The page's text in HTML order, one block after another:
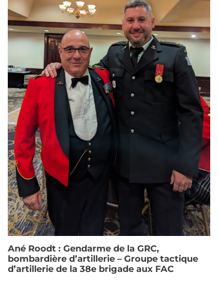
Ané Roodt : Gendarme de la GRC,
bombardière d’artillerie – Groupe tactique
d’artillerie de la 38e brigade aux FAC